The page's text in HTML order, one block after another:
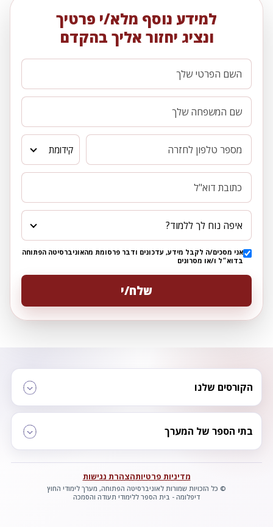
למידע נוסף מלא/י פרטיך
ונציג יחזור אליך בהקדם
קידומת
איפה נוח לך ללמוד?
אני מסכים/ה לקבל מידע, עדכונים ודבר פרסומת מהאוניברסיטה הפתוחה
בדוא״ל ו/או מסרונים
הקורסים שלנו
בתי הספר של המערך
מדיניות פרטיותהצהרת נגישות
© כל הזכויות שמורות לאוניברסיטה הפתוחה, מערך לימודי החוץ
דיפלומה - בית הספר ללימודי תעודה והסמכה